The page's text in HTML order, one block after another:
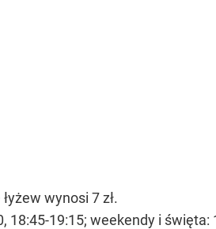
wynosi 7 zł.
19:15; weekendy i święta: